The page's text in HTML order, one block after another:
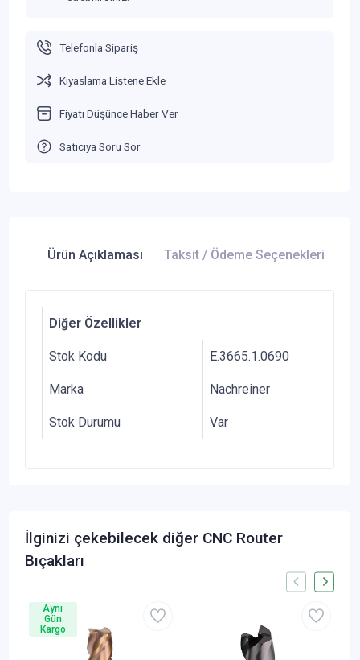
Telefonla Sipariş
Kıyaslama Listene Ekle
Fiyatı Düşünce Haber Ver
Satıcıya Soru Sor
Ürün Açıklaması Taksit / Ödeme Seçenekleri
Diğer Özellikler
Stok Kodu E.3665.1.0690
Marka Nachreiner
Stok Durumu Var
İlginizi çekebilecek diğer CNC Router
Bıçakları
Aynı
Gün
Kargo